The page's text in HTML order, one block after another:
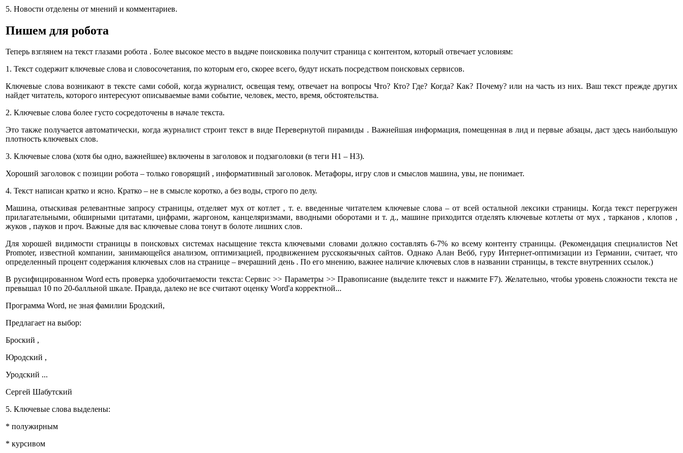
5. Новости отделены от мнений и комментариев.
Пишем для робота
Теперь взглянем на текст глазами робота . Более высокое место в выдаче поисковика получит страница с контентом, который отвечает условиям:
1. Текст содержит ключевые слова и словосочетания, по которым его, скорее всего, будут искать посредством поисковых сервисов.
Ключевые слова возникают в тексте сами собой, когда журналист, освещая тему, отвечает на вопросы Что? Кто? Где? Когда? Как? Почему? или на часть из них. Ваш текст прежде других
найдет читатель, которого интересуют описываемые вами событие, человек, место, время, обстоятельства.
2. Ключевые слова более густо сосредоточены в начале текста.
Это также получается автоматически, когда журналист строит текст в виде Перевернутой пирамиды . Важнейшая информация, помещенная в лид и первые абзацы, даст здесь наибольшую
плотность ключевых слов.
3. Ключевые слова (хотя бы одно, важнейшее) включены в заголовок и подзаголовки (в теги Н1 – H3).
Хороший заголовок с позиции робота – только говорящий , информативный заголовок. Метафоры, игру слов и смыслов машина, увы, не понимает.
4. Текст написан кратко и ясно. Кратко – не в смысле коротко, а без воды, строго по делу.
Машина, отыскивая релевантные запросу страницы, отделяет мух от котлет , т. е. введенные читателем ключевые слова – oт всей остальной лексики страницы. Когда текст перегружен
прилагательными, обширными цитатами, цифрами, жаргоном, канцеляризмами, вводными оборотами и т. д., машине приходится отделять ключевые котлеты от мух , тарканов , клопов ,
жуков , пауков и проч. Важные для вас ключевые слова тонут в болоте лишних слов.
Для хорошей видимости страницы в поисковых системах насыщение текста ключевыми словами должно составлять 6-7% ко всему контенту страницы. (Рекомендация специалистов Net
Promoter, известной компании, занимающейся анализом, оптимизацией, продвижением русскоязычных сайтов. Однако Алан Вебб, гуру Интернет-оптимизации из Германии, считает, что
определенный процент содержания ключевых слов на странице – вчерашний день . По его мнению, важнее наличие ключевых слов в названии страницы, в тексте внутренних ссылок.)
В русифицированном Word есть проверка удобочитаемости текста: Сервис >> Параметры >> Правописание (выделите текст и нажмите F7). Желательно, чтобы уровень сложности текста не
превышал 10 по 20-балльной шкале. Правда, далеко не все считают оценку Word'а корректной...
Программа Word, не зная фамилии Бродский,
Предлагает на выбор:
Броский ,
Юродский ,
Уродский ...
Сергей Шабутский
5. Ключевые слова выделены:
* полужирным
* курсивом